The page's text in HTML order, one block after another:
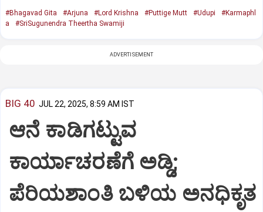
#Bhagavad Gita #Arjuna #Lord Krishna #Puttige Mutt #Udupi
#Karmaphl
a
#SriSugunendra Theertha Swamiji
ADVERTISEMENT
BIG 40 JUL 22, 2025, 8:59 AM IST
ಆನೆ ಕಾಡಿಗಟ್ಟುವ
ಕಾರ್ಯಾಚರಣೆಗೆ ಅಡ್ಡಿ;
ಪೆರಿಯಶಾಂತಿ ಬಳಿಯ ಅನಧಿಕೃತ